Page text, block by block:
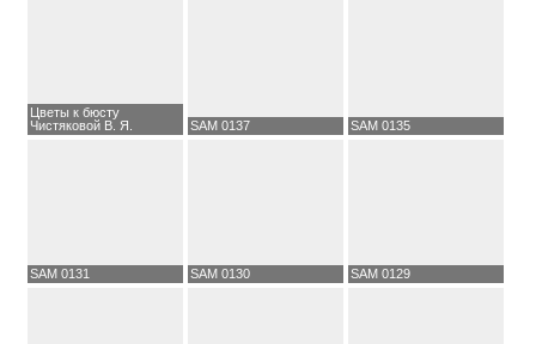
Цветы к бюсту
Чистяковой В. Я.
SAM 0137 SAM 0135
SAM 0131 SAM 0130 SAM 0129